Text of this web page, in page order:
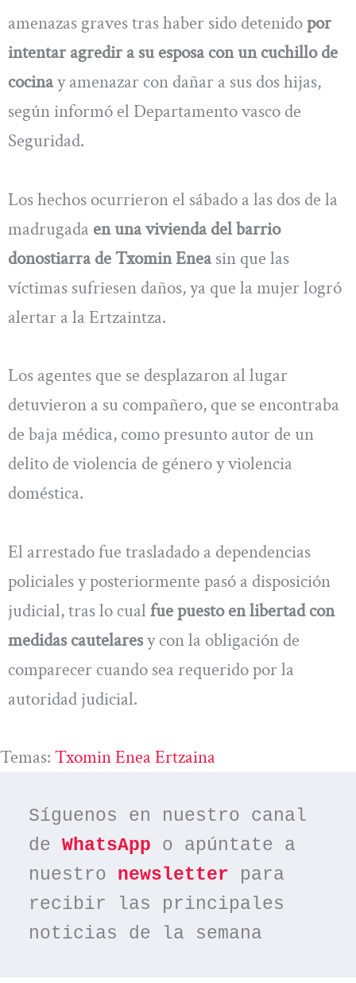
amenazas graves tras haber sido detenidopor
intentar agredir a su esposa con un cuchillo de
cocinay amenazar con dañar a sus dos hijas,
según informó el Departamento vasco de
Seguridad.
Los hechos ocurrieron el sábado a las dos de la
madrugada en una vivienda del barrio
donostiarra de Txomin Eneasin que las
víctimas sufriesen daños, ya que la mujer logró
alertar a la Ertzaintza.
Los agentes que se desplazaron al lugar
detuvieron a su compañero, que se encontraba
de baja médica, como presunto autor de un
delito de violencia de género y violencia
doméstica.
El arrestado fue trasladado a dependencias
policiales y posteriormente pasó a disposición
judicial, tras lo cual fue puesto en libertad con
medidas cautelaresy con la obligación de
comparecer cuando sea requerido por la
autoridad judicial.
Temas: Txomin Enea Ertzaina
Síguenos en nuestro canal
de WhatsApp o apúntate a
nuestro newsletter para
recibir las principales
noticias de la semana